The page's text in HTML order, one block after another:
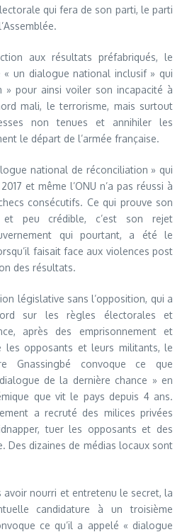
qui fera de son parti, le parti
aux résultats préfabriqués, le
« un dialogue national inclusif » qui
» pour ainsi voiler son incapacité à
mali, le terrorisme, mais surtout
non tenues et annihiler les
le départ de l’armée française.
national de réconciliation » qui
et même l’ONU n’a pas réussi à
consécutifs. Ce qui prouve son
et peu crédible, c’est son rejet
qui pourtant, a été le
faisait face aux violences post
des résultats.
législative sans l’opposition, qui a
sur les règles électorales et
après des emprisonnement et
les opposants et leurs militants, le
Gnassingbé convoque ce que
de la dernière chance » en
que vit le pays depuis 4 ans.
a recruté des milices privées
tuer les opposants et des
Des dizaines de médias locaux sont
avoir nourri et entretenu le secret, la
candidature à un troisième
ce qu’il a appelé « dialogue